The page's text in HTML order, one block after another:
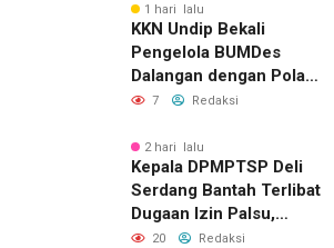
1 hari lalu
KKN Undip Bekali
Pengelola BUMDes
Dalangan dengan Pola
Pikir Inovatif
7 Redaksi
2 hari lalu
Kepala DPMPTSP Deli
Serdang Bantah Terlibat
Dugaan Izin Palsu,
Tegaskan Proses
20 Redaksi